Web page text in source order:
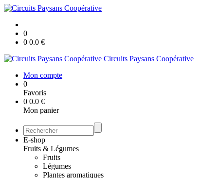
0
0 0.0 €
Circuits Paysans Coopérative
Mon compte
0
Favoris
0 0.0 €
Mon panier
E-shop
Fruits & Légumes
Fruits
Légumes
Plantes aromatiques